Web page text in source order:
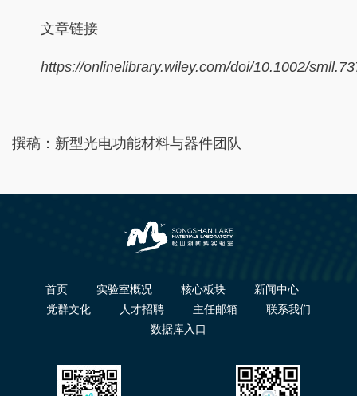
文章链接
https://onlinelibrary.wiley.com/doi/10.1002/
撰稿：新型光电功能材料与器件团队
首页 实验室概况 核心板块
新闻中心
党群文化
人才招聘 主任邮箱
联系我们
数据库入口